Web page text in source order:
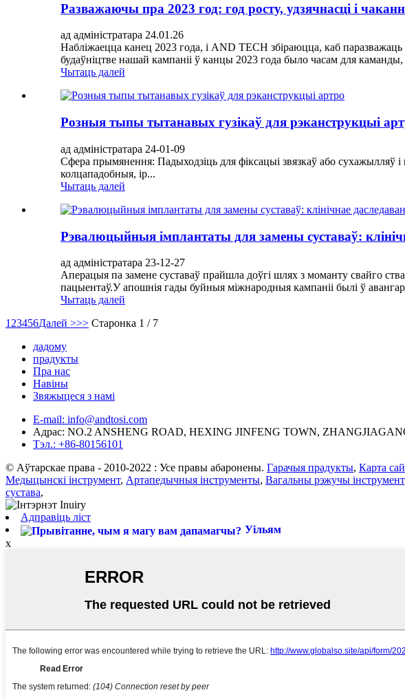
Разважаючы пра 2023 год: год росту, удзячнасці і
ад адміністратара 24.01.26
Набліжаецца канец 2023 года, і AND TECH збіраюцца, каб
будаўніцтве нашай кампаніі ў канцы 2023 года было часам для
Чытаць далей
Розныя тыпы тытанавых гузікаў для рэканструкцыі
ад адміністратара 24-01-09
Сфера прымянення: Падыходзіць для фіксацыі звязкаў або сухажылляў
колцападобныя, ір...
Чытаць далей
Рэвалюцыйныя імплантаты для замены суставаў:
ад адміністратара 23-12-27
Аперацыя па замене суставаў прайшла доўгі шлях з моманту свайго
пацыентаў.У апошнія гады буйныя міжнародныя кампаніі былі ў
Чытаць далей
1 23456Далей >>> Старонка 1 / 7
дадому
прадукты
Пра нас
Навіны
Звяжыцеся з намі
E-mail: info@andtosi.com
Адрас: NO.2 ANSHENG ROAD, HEXING JINFENG TOWN,
Тэл.: +86-80156101
© Аўтарскае права - 2010-2022 : Усе правы абаронены. Гарачыя прадукты, Карта
Медыцынскі інструмент, Артапедычныя інструменты, Вагальны рэжучы інструмент
сустава,
Адправіць ліст
Уільям
x